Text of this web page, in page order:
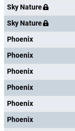
Sky Nature
Sky Nature
Phoenix
Phoenix
Phoenix
Phoenix
Phoenix
Phoenix